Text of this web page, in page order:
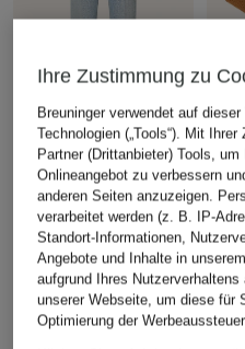
Marc O'Polo
Flared Jeans KIRUNA
CHF 85
Ursprünglich:CHF 169
ÄHNLICHE ARTIKEL
Ihre Zustimmung zu
Breuninger verwendet auf
Technologien („Tools“). Mit
Partner (Drittanbieter) Tools,
Onlineangebot zu verbessern
anderen Seiten anzuzeigen.
verarbeitet werden (z. B. IP-
Standort-Informationen,
Angebote und Inhalte in
aufgrund Ihres
unserer Webseite, um diese für
Optimierung der